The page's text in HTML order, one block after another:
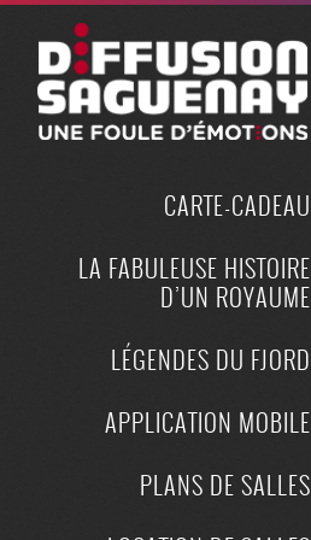
CARTE-CADEAU
LA FABULEUSE HISTOIRE
D’UN ROYAUME
LÉGENDES DU FJORD
APPLICATION MOBILE
PLANS DE SALLES